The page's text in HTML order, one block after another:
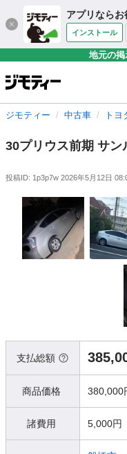
アプリならお
インストール
地元の
ジモティー 中古車 トヨ
30プリウス前期 サン
投稿ID: 1p3p7w 2026年5月12日
支払総額
商品価格 380,000
諸費用 5,000円